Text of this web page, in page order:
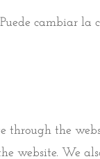
cambiar
the
website. We